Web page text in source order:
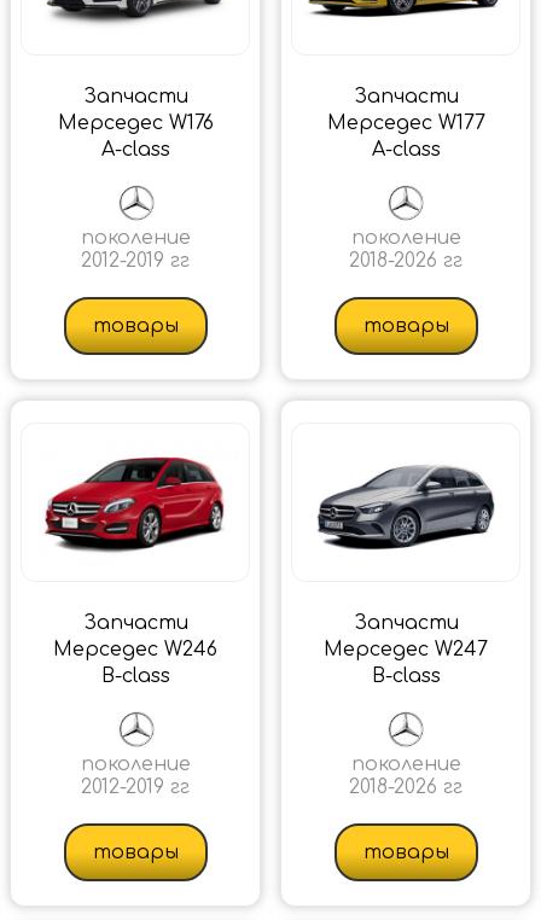
Запчасти
Мерседес W176
A-class
поколение
2012-2019 гг
товары
Запчасти
Мерседес W177
A-class
поколение
2018-2026 гг
товары
Запчасти
Мерседес W246
B-class
поколение
2012-2019 гг
товары
Запчасти
Мерседес W247
B-class
поколение
2018-2026 гг
товары